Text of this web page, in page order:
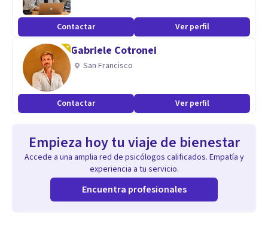
Contactar Ver perfil
Gabriele Cotronei
San Francisco
Contactar Ver perfil
Empieza hoy tu viaje de bienestar
Accede a una amplia red de psicólogos calificados. Empatía y
experiencia a tu servicio.
Encuentra profesionales